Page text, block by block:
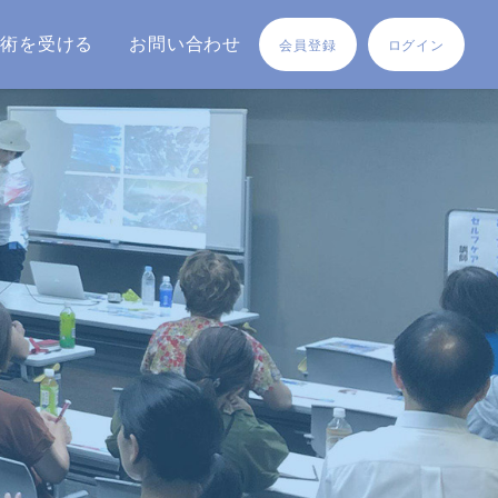
を受ける お問い合わせ 会員登録 ログイン